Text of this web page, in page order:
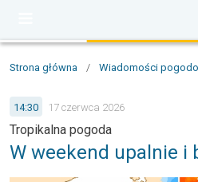
Strona główna / Wiadomości
14:30 17 czerwca 2026
Tropikalna pogoda
W weekend upalnie i